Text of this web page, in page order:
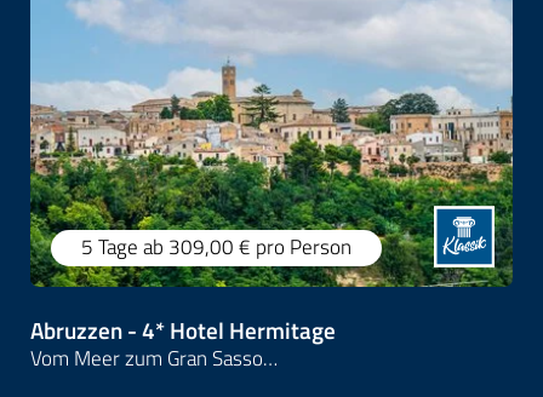
5 Tageab 309,00 € pro Person
Abruzzen - 4* Hotel Hermitage
Vom Meer zum Gran Sasso…